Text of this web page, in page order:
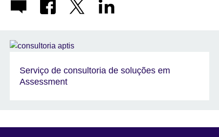
Serviço de consultoria de soluções em
Assessment